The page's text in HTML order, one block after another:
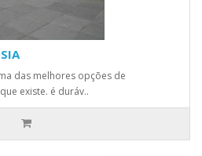
das melhores opções de
existe. é duráv..